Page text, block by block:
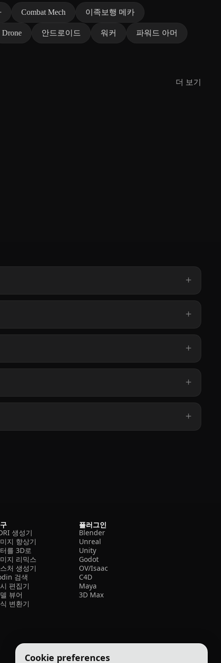
Cookie preferences
Combat Mech 이족보행 메카
Drone 안드로이드 워커 파워드 아머
더 보기
생성기
지 향상기
를 3D로
지 리믹스
처 생성기
검색
편집기
뷰어
변환기
플러그인
Blender
Unreal
Unity
Godot
OV/Isaac
C4D
Maya
3D Max